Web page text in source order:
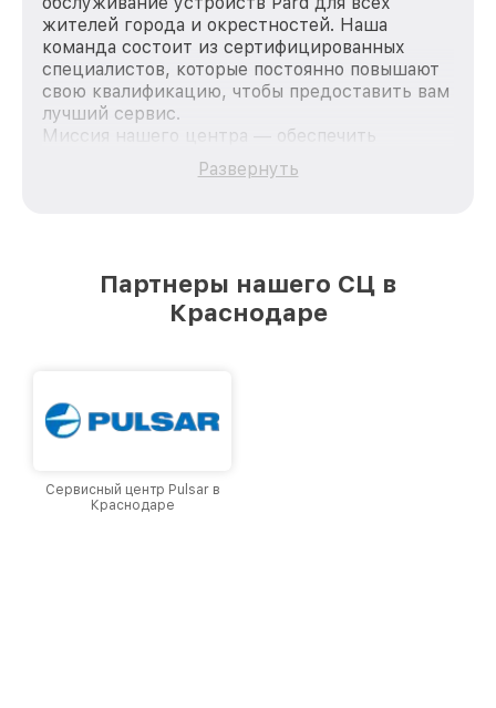
жителей города и окрестностей. Наша
команда состоит из сертифицированных
специалистов, которые постоянно повышают
свою квалификацию, чтобы предоставить вам
лучший сервис.
Миссия нашего центра — обеспечить
качественный и доступный ремонт для
каждого пользователя продукции Pard, вне
лучшим сервисным центром Pard в городе
Краснодаре, постоянно повышая уровень
Развернуть
Партнеры нашего СЦ в
Краснодаре
Сервисный центр Pulsar в
Краснодаре